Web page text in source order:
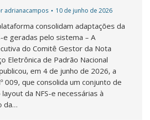
adrianacampos 10 de junho de 2026
consolidam adaptações da
e geradas pelo sistema – A
do Comitê Gestor da Nota
Eletrônica de Padrão Nacional
em 4 de junho de 2026, a
009, que consolida um conjunto de
da NFS-e necessárias à
da…